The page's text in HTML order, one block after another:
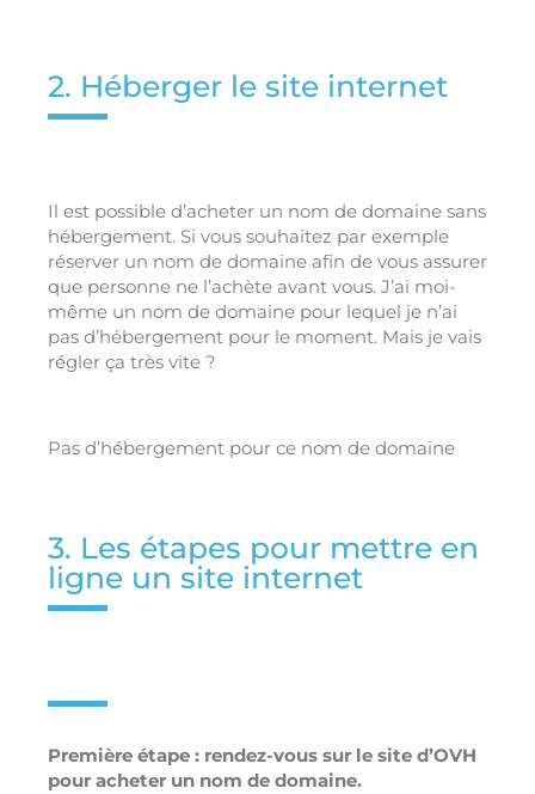
2. Héberger le site internet
Il est possible d’acheter un nom de domaine sans
hébergement. Si vous souhaitez par exemple
réserver un nom de domaine afin de vous assurer
que personne ne l’achète avant vous. J’ai moi-
même un nom de domaine pour lequel je n’ai
pas d’hébergement pour le moment. Mais je vais
régler ça très vite ?
Pas d’hébergement pour ce nom de domaine
3. Les étapes pour mettre en
ligne un site internet
Première étape : rendez-vous sur le site d’OVH
pour acheter un nom de domaine.